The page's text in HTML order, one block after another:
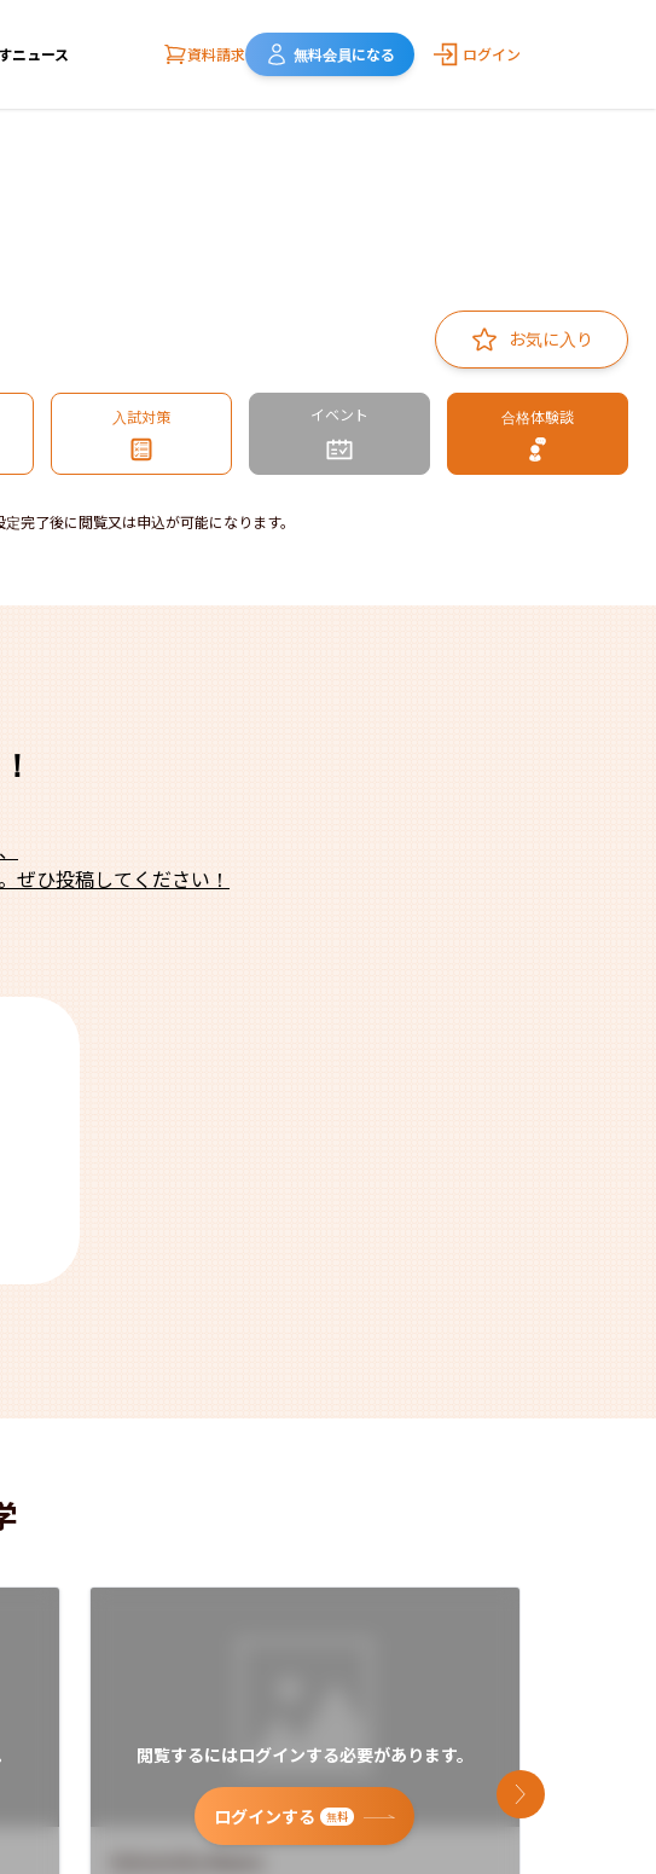
ニュース 資料請求 無料会員になる ログイン
お気に入り
入試対策 イベント 合格体験談
完了後に閲覧又は申込が可能になります。
ぜひ投稿してください！
閲覧するにはログインする必要があります。
ログインする 無料
次のスライド